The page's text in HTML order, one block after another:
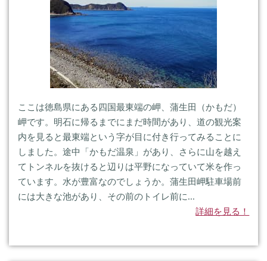
ここは徳島県にある四国最東端の岬、蒲生田（かもだ）
岬です。明石に帰るまでにまだ時間があり、道の観光案
内を見ると最東端という字が目に付き行ってみることに
しました。途中「かもだ温泉」があり、さらに山を越え
てトンネルを抜けると辺りは平野になっていて米を作っ
ています。水が豊富なのでしょうか。蒲生田岬駐車場前
には大きな池があり、その前のトイレ前に...
詳細を見る！